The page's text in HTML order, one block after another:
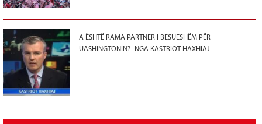
A ËSHTË RAMA PARTNER I BESUESHËM PËR
UASHINGTONIN?- NGA KASTRIOT HAXHIAJ